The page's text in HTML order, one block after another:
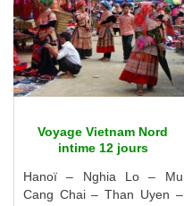
Voyage Vietnam Nord
intime 12 jours
Hanoï – Nghia Lo – Mu
Cang Chai – Than Uyen –